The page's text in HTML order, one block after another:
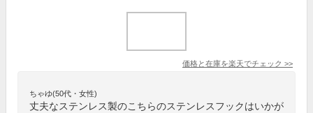
価格と在庫を楽天でチェック >>
ちゃゆ(50代・女性)
丈夫なステンレス製のこちらのステンレスフックはいかが